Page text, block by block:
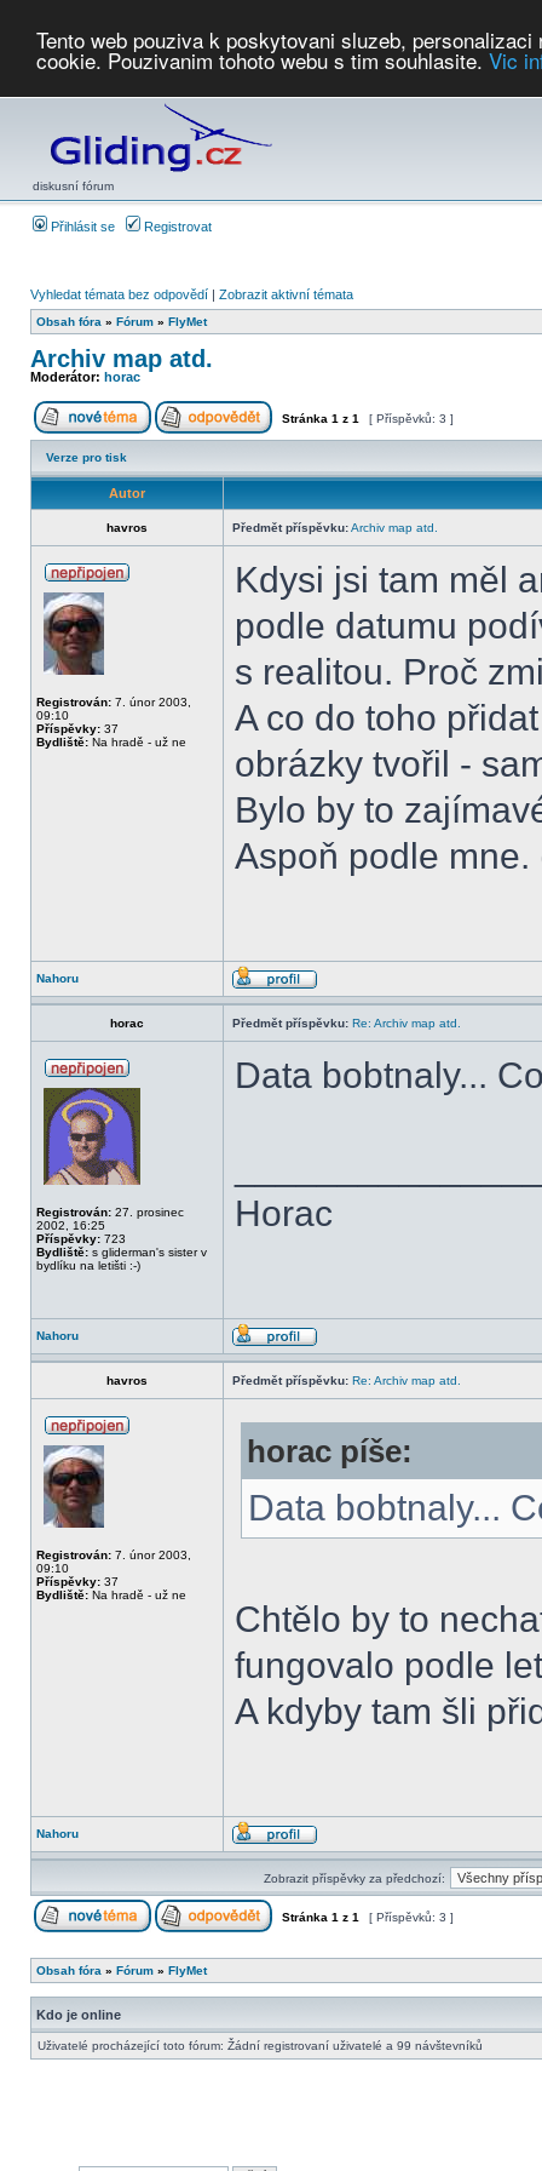
Tento web pouziva k poskytovani sluzeb,
cookie. Pouzivanim tohoto webu s tim souhlasite. Vic
diskusní fórum
Přihlásit se Registrovat
Vyhledat témata bez odpovědí | Zobrazit aktivní témata
Obsah fóra » Fórum » FlyMet
Archiv map atd.
Moderátor: horac
Stránka 1 z 1 [ Příspěvků: 3 ]
Verze pro tisk
Autor
havros Předmět příspěvku:Archiv map atd.
Registrován: 7. únor 2003,
09:10
Příspěvky: 37
Bydliště: Na hradě - už ne
Kdysi jsi tam měl
podle datumu
s realitou. Proč
A co do toho
obrázky tvořil -
Bylo by to
Aspoň podle
Nahoru
horac Předmět příspěvku: Re: Archiv map atd.
Registrován: 27. prosinec
2002, 16:25
Příspěvky: 723
Bydliště: s gliderman's sister v
bydlíku na letišti :-)
Data bobtnaly...
Horac
Nahoru
havros Předmět příspěvku: Re: Archiv map atd.
Registrován: 7. únor 2003,
09:10
Příspěvky: 37
Bydliště: Na hradě - už ne
horac píše:
Data bobtnaly...
Chtělo by to
fungovalo podle
A kdyby tam šli
Nahoru
Zobrazit příspěvky za předchozí:
Stránka 1 z 1 [ Příspěvků: 3 ]
Obsah fóra » Fórum » FlyMet
Kdo je online
Uživatelé procházející toto fórum: Žádní registrovaní uživatelé a 99 návštevníků